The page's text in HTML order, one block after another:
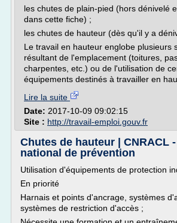
les chutes de plain-pied (hors dénivelé
dans cette fiche) ;
les chutes de hauteur (dès qu'il y a
Le travail en hauteur englobe plusieurs
résultant de l'emplacement (toitures,
charpentes, etc.) ou de l'utilisation de
équipements destinés à travailler en
Lire la suite
Date: 2017-10-09 09:02:15
Site : http://travail-emploi.gouv.fr
Chutes de hauteur | CNRACL
national de prévention
Utilisation d'équipements de protection
En priorité
Harnais et points d'ancrage, systèmes
systèmes de restriction d'accès ;